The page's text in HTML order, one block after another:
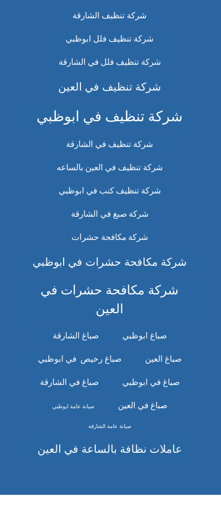
شركة تنظيف الشارقة
شركة تنظيف فلل ابوظبي
شركة تنظيف فلل في الشارقة
شركة تنظيف في العين
شركة تنظيف في ابوظبي
شركة تنظيف في الشارقة
شركة تنظيف في العين بالساعه
شركة تنظيف كنب في ابوظبي
شركة صبغ في الشارقة
شركة مكافحة حشرات
شركة مكافحة حشرات في ابوظبي
شركة مكافحة حشرات في
العين
صباغ ابوظبي صباغ الشارقة
صباغ العين صباغ رخيص في ابوظبي
صباغ في ابوظبي صباغ في الشارقة
صباغ في العين صيانة عامة ابوظبي
صيانة عامة الشارقة
عاملات نظافة بالساعة في العين